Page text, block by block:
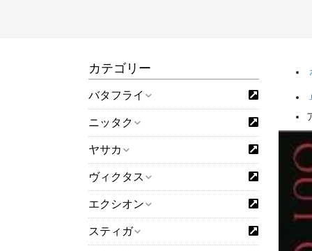
カテゴリー
バタフライ
ニッタク
ヤサカ
ヴィクタス
エクシオン
スティガ